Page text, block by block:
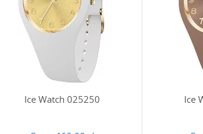
Ice Watch 025250 Ice